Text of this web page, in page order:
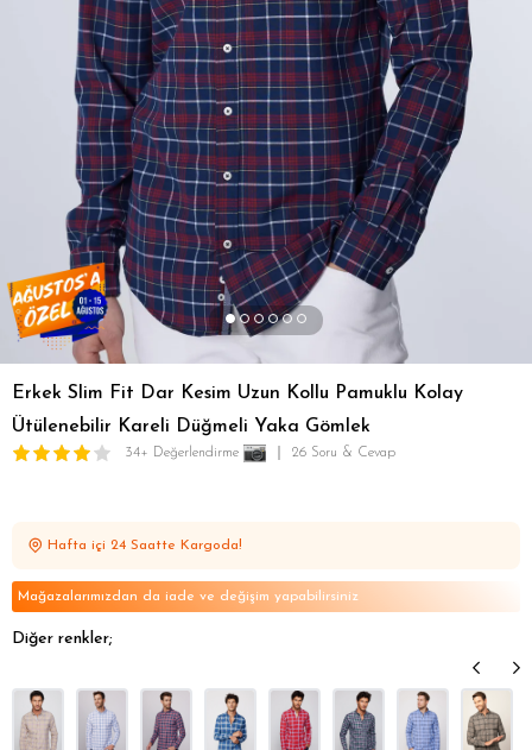
Erkek Slim Fit Dar Kesim Uzun Kollu Pamuklu Kolay
Ütülenebilir Kareli Düğmeli Yaka Gömlek
34+ Değerlendirme 26 Soru & Cevap
Hafta içi 24 Saatte Kargoda!
Mağazalarımızdan da iade ve değişim yapabilirsiniz
Diğer renkler;